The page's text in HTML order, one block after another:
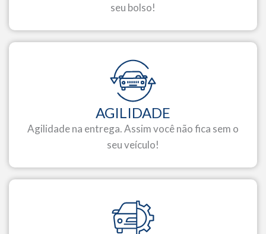
seu bolso!
AGILIDADE
Agilidade na entrega. Assim você não fica sem o
seu veículo!